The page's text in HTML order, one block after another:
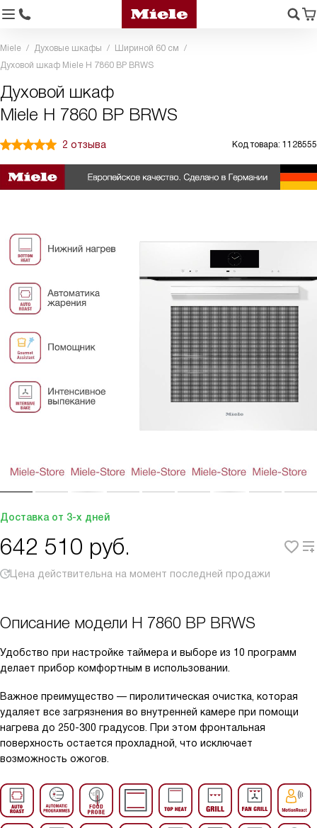
Miele Духовые шкафы
Шириной 60 см
Духовой шкаф Miele H 7860 BP BRWS
Духовой шкаф
Miele H 7860 BP BRWS
2 отзыва Код товара: 1128555
Доставка от 3-х дней
642 510 руб.
Цена действительна на момент последней продажи
Описание модели H 7860 BP BRWS
Удобство при настройке таймера и выборе из 10 программ
делает прибор комфортным в использовании.
Важное преимущество — пиролитическая очистка, которая
удаляет все загрязнения во внутренней камере при помощи
нагрева до 250-300 градусов. При этом фронтальная
поверхность остается прохладной, что исключает
возможность ожогов.